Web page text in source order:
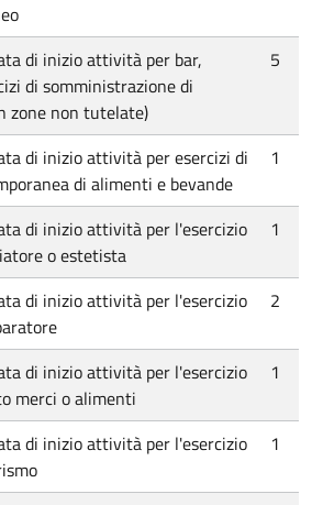
di inizio attività per bar,
di somministrazione di
zone non tutelate)
5
di inizio attività per esercizi di
di alimenti e bevande
1
di inizio attività per l'esercizio
o estetista
1
di inizio attività per l'esercizio
2
di inizio attività per l'esercizio
merci o alimenti
1
di inizio attività per l'esercizio
1